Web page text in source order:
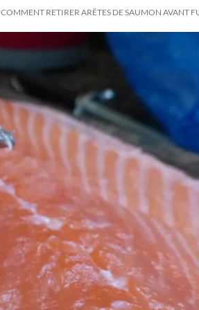
COMMENT RETIRER ARÊTES DE SAUMON AVANT